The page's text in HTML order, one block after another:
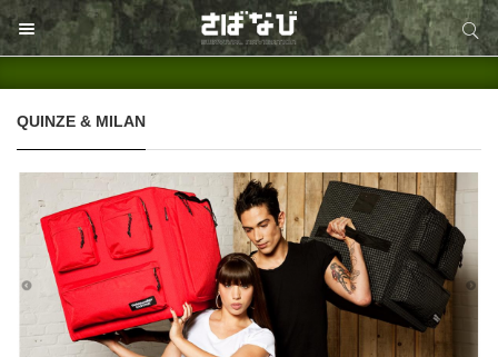
サイト内検索
QUINZE & MILAN
サイト内検索